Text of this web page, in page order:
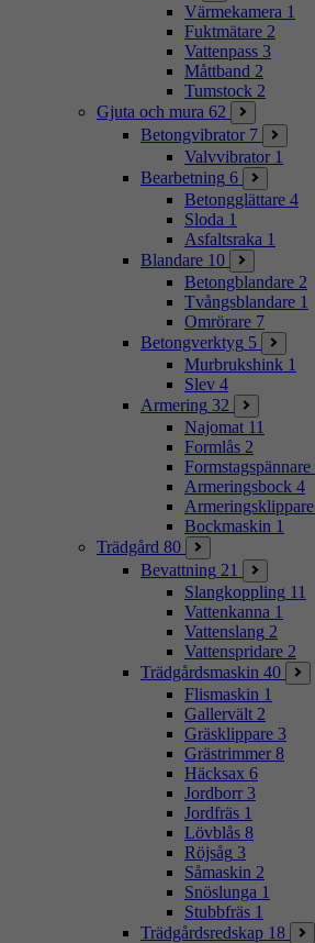
Värmekamera 1
Fuktmätare 2
Vattenpass 3
Måttband 2
Tumstock 2
Gjuta och mura 62
Betongvibrator 7
Valvvibrator 1
Bearbetning 6
Betongglättare 4
Sloda 1
Asfaltsraka 1
Blandare 10
Betongblandare 2
Tvångsblandare 1
Omrörare 7
Betongverktyg 5
Murbrukshink 1
Slev 4
Armering 32
Najomat 11
Formlås 2
Formstagspännare
Armeringsbock 4
Armeringsklippare
Bockmaskin 1
Trädgård 80
Bevattning 21
Slangkoppling 11
Vattenkanna 1
Vattenslang 2
Vattenspridare 2
Trädgårdsmaskin 40
Flismaskin 1
Gallervält 2
Gräsklippare 3
Grästrimmer 8
Häcksax 6
Jordborr 3
Jordfräs 1
Lövblås 8
Röjsåg 3
Såmaskin 2
Snöslunga 1
Stubbfräs 1
Trädgårdsredskap 18